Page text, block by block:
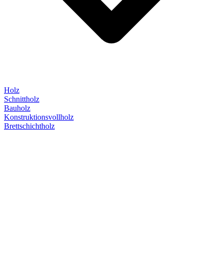
Holz
Schnittholz
Bauholz
Konstruktionsvollholz
Brettschichtholz